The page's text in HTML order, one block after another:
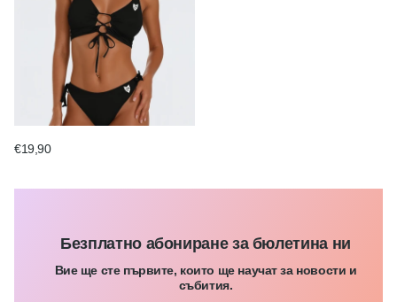
€19,90
Безплатно абониране за бюлетина ни
Вие ще сте първите, които ще научат за новости и
събития.